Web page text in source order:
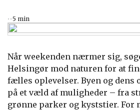
5 min
Når weekenden nærmer sig,
Helsingør mod naturen for at
fælles oplevelser. Byen og dens
på et væld af muligheder – fra
grønne parker og kyststier. For